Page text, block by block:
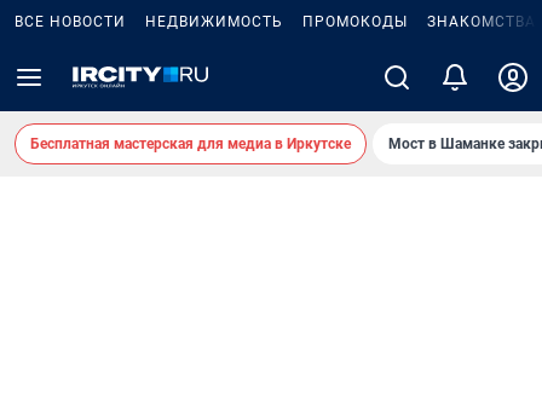
ВСЕ НОВОСТИ НЕДВИЖИМОСТЬ ПРОМОКОДЫ ЗНАКОМСТВА
Бесплатная мастерская для медиа в Иркутске Мост в Шаманке